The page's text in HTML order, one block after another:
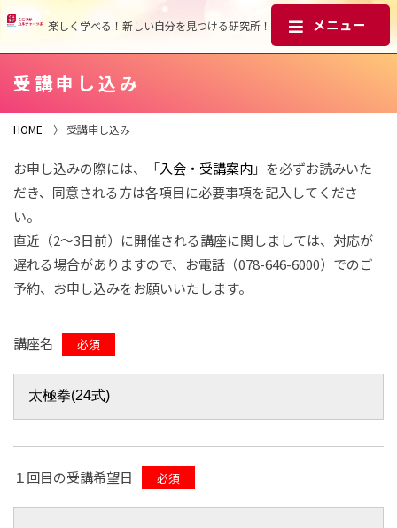
楽しく学べる！新しい自分を見つける研究所！
受講申し込み
HOME 〉 受講申し込み
お申し込みの際には、「入会・受講案内」を必ずお読みいた
だき、同意される方は各項目に必要事項を記入してくださ
い。
直近（2～3日前）に開催される講座に関しましては、対応が
遅れる場合がありますので、お電話（078-646-6000）でのご
予約、お申し込みをお願いいたします。
講座名 必須
１回目の受講希望日 必須